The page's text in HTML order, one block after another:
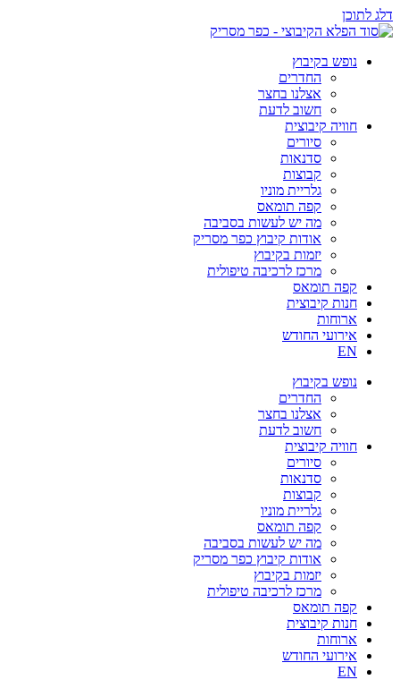
דלג לתוכן
נופש בקיבוץ
החדרים
אצלנו בחצר
חשוב לדעת
חוויה קיבוצית
סיורים
סדנאות
קבוצות
גלריית מוניו
קפה תומאס
מה יש לעשות בסביבה
אודות קיבוץ כפר מסריק
יזמות בקיבוץ
מרכז לרכיבה טיפולית
קפה תומאס
חנות קיבוצית
ארוחות
אירועי החודש
EN
נופש בקיבוץ
החדרים
אצלנו בחצר
חשוב לדעת
חוויה קיבוצית
סיורים
סדנאות
קבוצות
גלריית מוניו
קפה תומאס
מה יש לעשות בסביבה
אודות קיבוץ כפר מסריק
יזמות בקיבוץ
מרכז לרכיבה טיפולית
קפה תומאס
חנות קיבוצית
ארוחות
אירועי החודש
EN